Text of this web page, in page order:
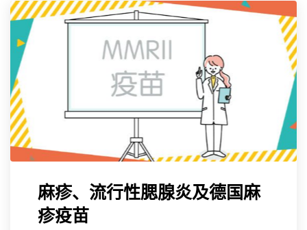
麻疹、流行性腮腺炎及德国麻
疹疫苗